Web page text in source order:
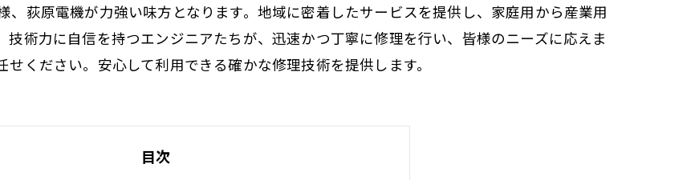
荻原電機が力強い味方となります。地域に密着したサービスを提供し、家庭用から産業用
術力に自信を持つエンジニアたちが、迅速かつ丁寧に修理を行い、皆様のニーズに応えま
ください。安心して利用できる確かな修理技術を提供します。
目次